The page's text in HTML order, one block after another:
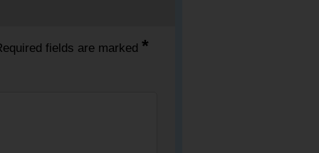
fields are marked *